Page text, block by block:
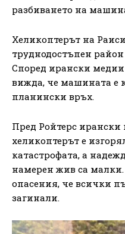
разбиването на
Хеликоптерът на
труднодостъпен
Според ирански
вижда, че машината е
планински връх.
Пред Ройтерс ирански
хеликоптерът е
катастрофата, а
намерен жив са
опасения, че всички
загинали.